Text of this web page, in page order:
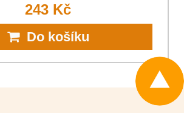
243 Kč
Do košíku